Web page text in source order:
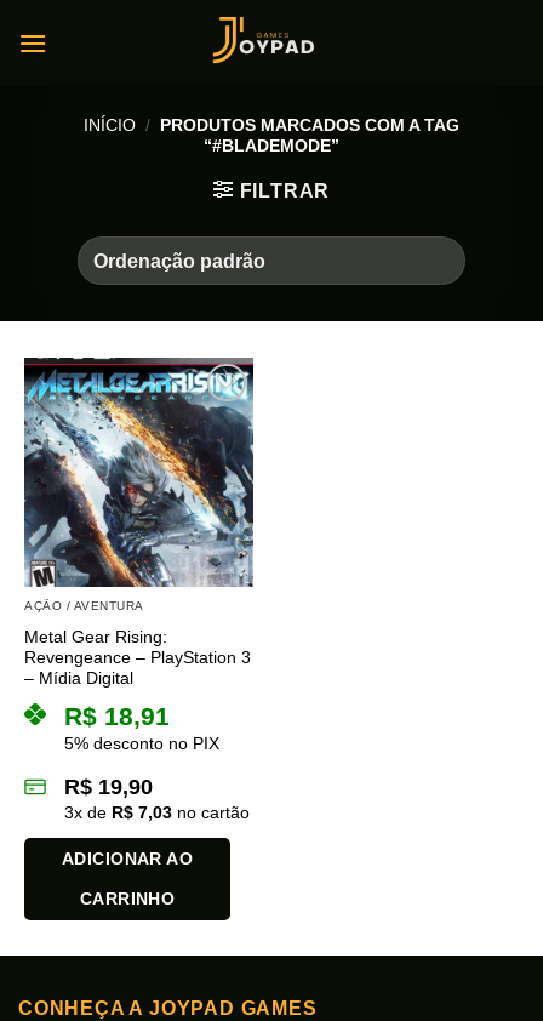
INÍCIO / PRODUTOS MARCADOS COM A TAG
“#BLADEMODE”
FILTRAR
AÇÃO / AVENTURA
Metal Gear Rising:
Revengeance – PlayStation 3
– Mídia Digital
R$ 18,91
5% desconto no PIX
R$ 19,90
3x de R$ 7,03 no cartão
ADICIONAR AO
CARRINHO
CONHEÇA A JOYPAD GAMES